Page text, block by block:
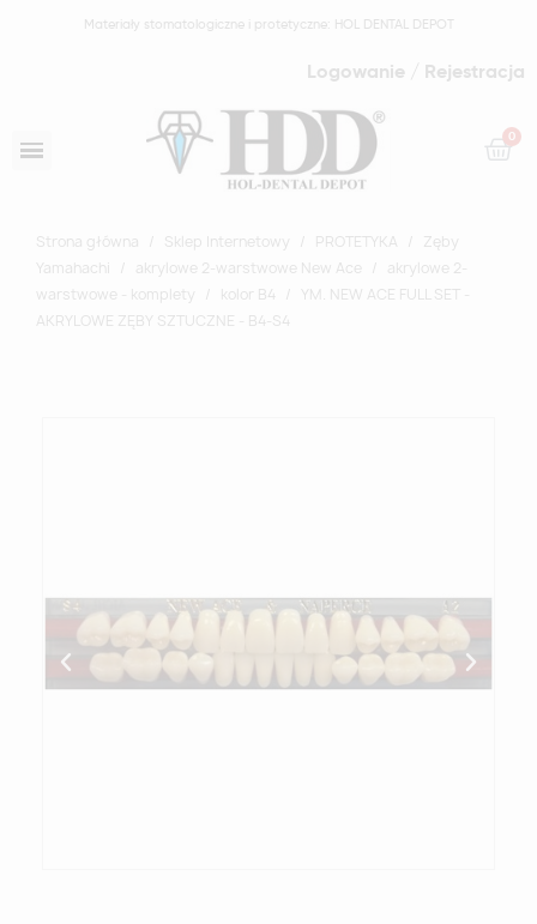
Materiały stomatologiczne i protetyczne: HOL DENTAL DEPOT
Logowanie / Rejestracja
Strona główna Sklep Internetowy PROTETYKA
Zęby
Yamahachi
akrylowe 2-warstwowe New Ace
akrylowe 2-
warstwowe - komplety
kolor B4
YM. NEW ACE FULL SET -
AKRYLOWE ZĘBY SZTUCZNE - B4-S4